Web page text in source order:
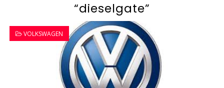
“dieselgate”
VOLKSWAGEN